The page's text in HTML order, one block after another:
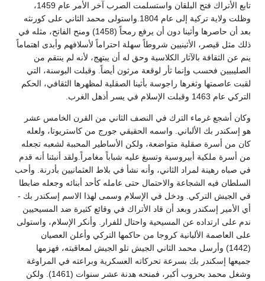
تابع الأتراك فتح البلقان واستسلمت الصرب آخر الأمر عام 1459،
وظلت ولاية تركية إلى عام 1804.واستولى محمد الثاني على كورنثه
بعد أن حاصرها وأثينا دون أن يرفع رمحاً (1458) ومنح الفاتح، مثله في
ذلك مثل قيصر، الأثينيين شروطاً سهلة احتراماً لأسلافهم وأبدى اهتماماً
ينم عن الثقافة بالآثار الكلاسية وحق له أن يبتهج، لأنه لم ينتقم من
الصليبيين فحسب وإنما ثأر لوقعة مرثون أيضاً. وقبلت البوسنة، التي
لقبت عاصمتها وثغرها راجوسة بأثينا الصقلية لمظهرها الثقافي، الحكم
التركي عام 1463 وقبلت الإسلام في يسر أذهل الغرب.
وكان أشجع غرماء الترك في النصف الثاني من القرن الخامس عشر
هو إسكندر بك الألباني. واسمه الحقيقي جورج من كاستريوتا، ولعله
كان من أسرة صقلية متواضعة، ولكن الأساطير المحببة لشعبه تجعله
من أسرة ملكية أبيروسية وتسبغ عليه شباباً مغامراً.ولقد أنبئنا أنه قدم
في صباه رهينة لمراد الثاني، وأنه نشأ في بلاط العثمانيين بأدرنة. وأحب
السلطان فيه الشجاعة والاحتمال حتى عامله كأحد أبنائه وجعله ضابطا
في الجيش التركي. ودخل في الإسلام وسمى لهذا الاسم إسكندر بك -
أي الأمير إسكندر وبعد أن قاد الأتراك في وقائع كثيرة ضد المسيحيين
ندم على ارتداده عن المسيحية واحتال للفرار. وأنكر الإسلام، واستولى
على العاصمة الألبانية كروجا من حاكمها التركي وأعلن العصيان
(1442) وأرسل محمد الثاني الجيش تلو الجيش لمعاقبته، فهزمها
جميعها إسكندر بك بسرعة تحركاته العسكرية وبراعته في المراوغة
وشغل محمد بحروب أكبر، فمنحه هدنة عشر سنوات (1461). ولكن